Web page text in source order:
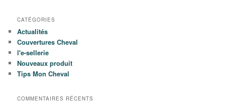
CATÉGORIES
Actualités
Couvertures Cheval
l'e-sellerie
Nouveaux produit
Tips Mon Cheval
COMMENTAIRES RÉCENTS